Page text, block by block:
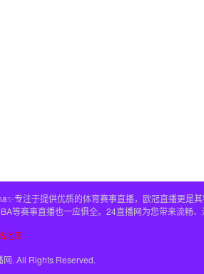
专注于提供优质的体育赛事直播，欧冠直播更是
等赛事直播也一应俱全。24直播网为您带来流畅
地图
. All Rights Reserved.